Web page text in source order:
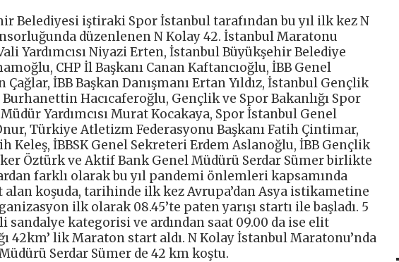
Belediyesi iştiraki Spor İstanbul tarafından bu yıl ilk kez N
düzenlenen N Kolay 42. İstanbul Maratonu
Yardımcısı Niyazi Erten, İstanbul Büyükşehir Belediye
CHP İl Başkanı Canan Kaftancıoğlu, İBB Genel
Çağlar, İBB Başkan Danışmanı Ertan Yıldız, İstanbul Gençlik
Hacıcaferoğlu, Gençlik ve Spor Bakanlığı Spor
Yardımcısı Murat Kocakaya, Spor İstanbul Genel
Türkiye Atletizm Federasyonu Başkanı Fatih Çintimar,
Keleş, İBBSK Genel Sekreteri Erdem Aslanoğlu, İBB Gençlik
Öztürk ve Aktif Bank Genel Müdürü Serdar Sümer birlikte
farklı olarak bu yıl pandemi önlemleri kapsamında
alan koşuda, tarihinde ilk kez Avrupa’dan Asya istikametine
ilk olarak 08.45’te paten yarışı startı ile başladı. 5
sandalye kategorisi ve ardından saat 09.00 da ise elit
42km’ lik Maraton start aldı. N Kolay İstanbul Maratonu’nda
Serdar Sümer de 42 km koştu.